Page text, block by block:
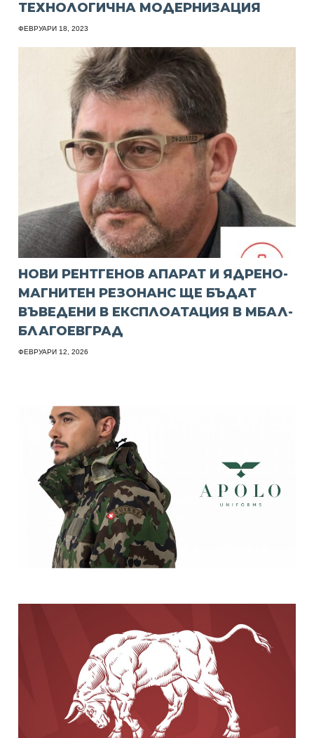
ТЕХНОЛОГИЧНА МОДЕРНИЗАЦИЯ
ФЕВРУАРИ 18, 2023
НОВИ РЕНТГЕНОВ АПАРАТ И ЯДРЕНО-
МАГНИТЕН РЕЗОНАНС ЩЕ БЪДАТ
ВЪВЕДЕНИ В ЕКСПЛОАТАЦИЯ В МБАЛ-
БЛАГОЕВГРАД
ФЕВРУАРИ 12, 2026